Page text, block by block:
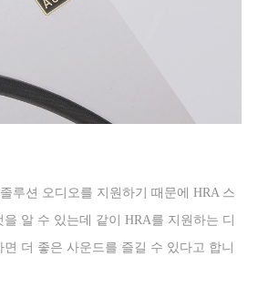
루션 오디오를 지원하기 때문에 HRA 스
알 수 있는데 같이 HRA를 지원하는 디
더 좋은 사운드를 즐길 수 있다고 합니